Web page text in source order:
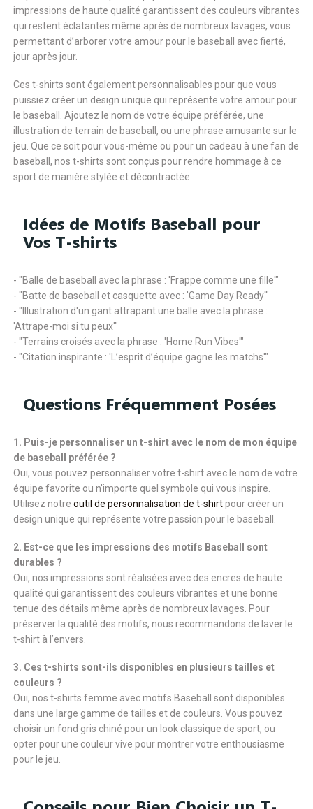
impressions de haute qualité garantissent des couleurs vibrantes
qui restent éclatantes même après de nombreux lavages, vous
permettant d’arborer votre amour pour le baseball avec fierté,
jour après jour.
Ces t-shirts sont également personnalisables pour que vous
puissiez créer un design unique qui représente votre amour pour
le baseball. Ajoutez le nom de votre équipe préférée, une
illustration de terrain de baseball, ou une phrase amusante sur le
jeu. Que ce soit pour vous-même ou pour un cadeau à une fan de
baseball, nos t-shirts sont conçus pour rendre hommage à ce
sport de manière stylée et décontractée.
Idées de Motifs Baseball pour
Vos T-shirts
- "Balle de baseball avec la phrase : 'Frappe comme une fille'"
- "Batte de baseball et casquette avec : 'Game Day Ready'"
- "Illustration d'un gant attrapant une balle avec la phrase :
'Attrape-moi si tu peux'"
- "Terrains croisés avec la phrase : 'Home Run Vibes'"
- "Citation inspirante : 'L’esprit d’équipe gagne les matchs'"
Questions Fréquemment Posées
1. Puis-je personnaliser un t-shirt avec le nom de mon équipe
de baseball préférée ?
Oui, vous pouvez personnaliser votre t-shirt avec le nom de votre
équipe favorite ou n'importe quel symbole qui vous inspire.
Utilisez notre outil de personnalisation de t-shirtpour créer un
design unique qui représente votre passion pour le baseball.
2. Est-ce que les impressions des motifs Baseball sont
durables ?
Oui, nos impressions sont réalisées avec des encres de haute
qualité qui garantissent des couleurs vibrantes et une bonne
tenue des détails même après de nombreux lavages. Pour
préserver la qualité des motifs, nous recommandons de laver le
t-shirt à l’envers.
3. Ces t-shirts sont-ils disponibles en plusieurs tailles et
couleurs ?
Oui, nos t-shirts femme avec motifs Baseball sont disponibles
dans une large gamme de tailles et de couleurs. Vous pouvez
choisir un fond gris chiné pour un look classique de sport, ou
opter pour une couleur vive pour montrer votre enthousiasme
pour le jeu.